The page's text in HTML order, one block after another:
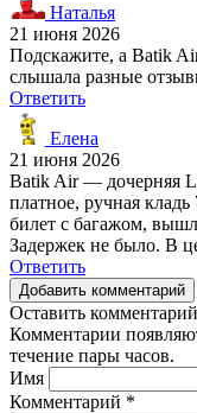
Наталья
21 июня 2026
Подскажите, а Batik
слышала разные
Ответить
Елена
21 июня 2026
Batik Air — дочерняя
платное, ручная
билет с багажом,
Задержек не было. В
Ответить
Добавить комментарий
Оставить комментарий
Комментарии
течение пары часов.
Имя
Комментарий *